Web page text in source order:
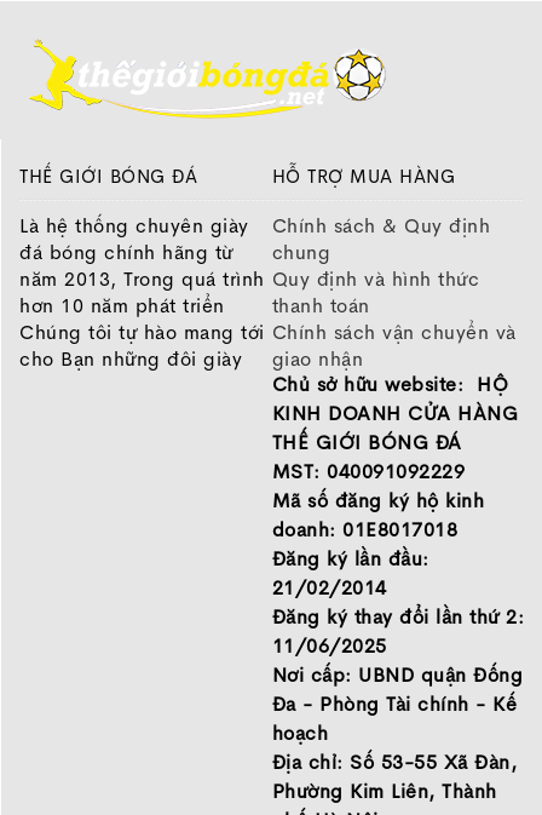
THẾ GIỚI BÓNG ĐÁ
Là hệ thống chuyên giày
đá bóng chính hãng từ
năm 2013, Trong quá trình
hơn 10 năm phát triển
Chúng tôi tự hào mang tới
cho Bạn những đôi giày
HỖ TRỢ MUA HÀNG
Chính sách & Quy định
chung
Quy định và hình thức
thanh toán
Chính sách vận chuyển và
giao nhận
Chính sách bảo hành
Chính sách bảo mật thông
tin
Chủ sở hữu website: HỘ
KINH DOANH CỬA HÀNG
THẾ GIỚI BÓNG ĐÁ
MST: 040091092229
Mã số đăng ký hộ kinh
doanh: 01E8017018
Đăng ký lần đầu:
21/02/2014
Đăng ký thay đổi lần thứ 2:
11/06/2025
Nơi cấp: UBND quận Đống
Đa - Phòng Tài chính - Kế
hoạch
Địa chỉ: Số 53-55 Xã Đàn,
Phường Kim Liên, Thành